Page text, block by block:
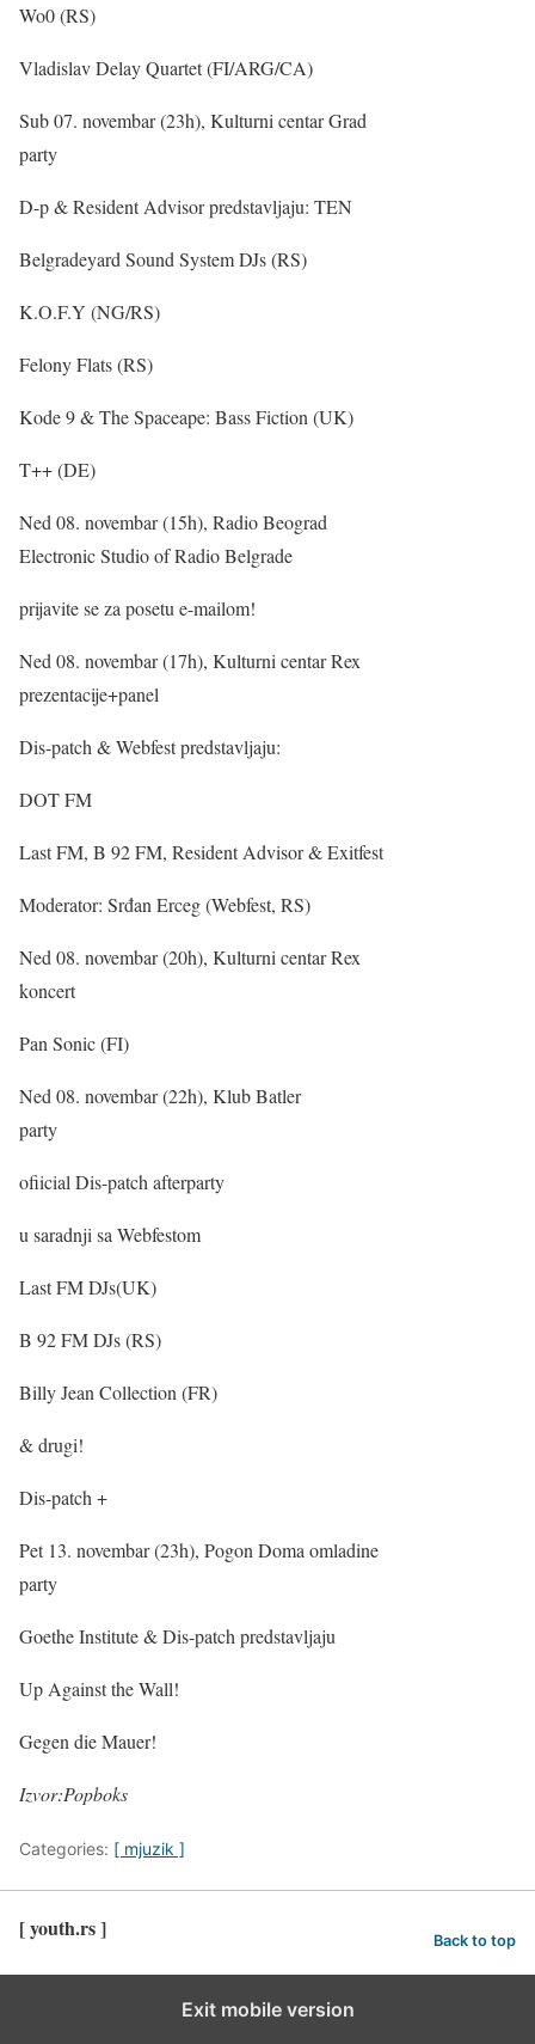
Wo0 (RS)
Vladislav Delay Quartet (FI/ARG/CA)
Sub 07. novembar (23h), Kulturni centar Grad
party
D-p & Resident Advisor predstavljaju: TEN
Belgradeyard Sound System DJs (RS)
K.O.F.Y (NG/RS)
Felony Flats (RS)
Kode 9 & The Spaceape: Bass Fiction (UK)
T++ (DE)
Ned 08. novembar (15h), Radio Beograd
Electronic Studio of Radio Belgrade
prijavite se za posetu e-mailom!
Ned 08. novembar (17h), Kulturni centar Rex
prezentacije+panel
Dis-patch & Webfest predstavljaju:
DOT FM
Last FM, B 92 FM, Resident Advisor & Exitfest
Moderator: Srđan Erceg (Webfest, RS)
Ned 08. novembar (20h), Kulturni centar Rex
koncert
Pan Sonic (FI)
Ned 08. novembar (22h), Klub Batler
party
ofiicial Dis-patch afterparty
u saradnji sa Webfestom
Last FM DJs(UK)
B 92 FM DJs (RS)
Billy Jean Collection (FR)
& drugi!
Dis-patch +
Pet 13. novembar (23h), Pogon Doma omladine
party
Goethe Institute & Dis-patch predstavljaju
Up Against the Wall!
Gegen die Mauer!
Izvor:Popboks
Categories: [ mjuzik ]
[ youth.rs ] Back to top
Exit mobile version